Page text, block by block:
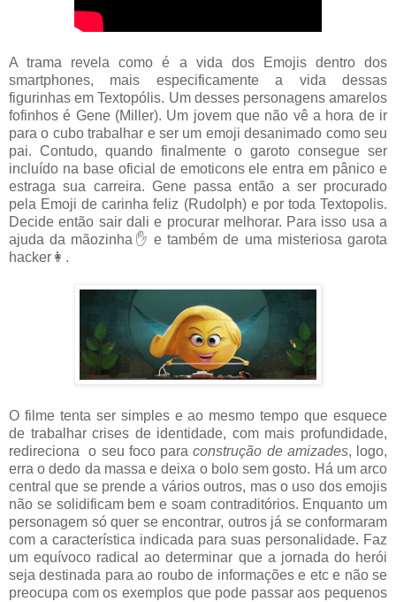
A trama revela como é a vida dos Emojis dentro dos
smartphones, mais especificamente a vida dessas
figurinhas em Textopólis. Um desses personagens amarelos
fofinhos é Gene (Miller). Um jovem que não vê a hora de ir
para o cubo trabalhar e ser um emoji desanimado como seu
pai. Contudo, quando finalmente o garoto consegue ser
incluído na base oficial de emoticons ele entra em pânico e
estraga sua carreira. Gene passa então a ser procurado
pela Emoji de carinha feliz (Rudolph) e por toda Textopolis.
Decide então sair dali e procurar melhorar. Para isso usa a
ajuda da mãozinha✋ e também de uma misteriosa garota
hacker👩.
O filme tenta ser simples e ao mesmo tempo que esquece
de trabalhar crises de identidade, com mais profundidade,
redireciona o seu foco para construção de amizades, logo,
erra o dedo da massa e deixa o bolo sem gosto. Há um arco
central que se prende a vários outros, mas o uso dos emojis
não se solidificam bem e soam contraditórios. Enquanto um
personagem só quer se encontrar, outros já se conformaram
com a característica indicada para suas personalidade. Faz
um equívoco radical ao determinar que a jornada do herói
seja destinada para ao roubo de informações e etc e não se
preocupa com os exemplos que pode passar aos pequenos